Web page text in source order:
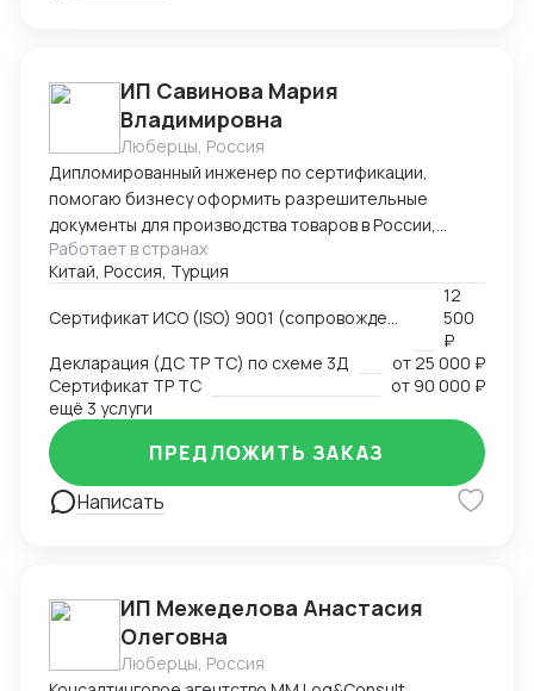
ИП Савинова Мария
Владимировна
Люберцы, Россия
Дипломированный инженер по сертификации,
помогаю бизнесу оформить разрешительные
документы для производства товаров в России,
импорта и реализации на территории РФ, через
магазины и маркетплейсы.
Работает в странах
Китай, Россия, Турция
Сертификат ИСО (ISO) 9001 (сопровождение, подготовка документов)
12
500
₽
Декларация (ДС ТР ТС) по схеме 3Д
от25 000 ₽
Сертификат ТР ТС
от 90 000 ₽
ещё 3 услуги
Написать
ПРЕДЛОЖИТЬ ЗАКАЗ
ИП Межеделова Анастасия
Олеговна
Люберцы, Россия